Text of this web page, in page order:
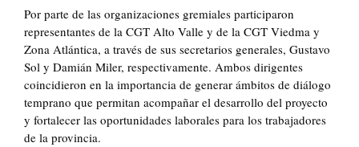
Por parte de las organizaciones gremiales participaron
representantes de la CGT Alto Valle y de la CGT Viedma y
Zona Atlántica, a través de sus secretarios generales, Gustavo
Sol y Damián Miler, respectivamente. Ambos dirigentes
coincidieron en la importancia de generar ámbitos de diálogo
temprano que permitan acompañar el desarrollo del proyecto
y fortalecer las oportunidades laborales para los trabajadores
de la provincia.